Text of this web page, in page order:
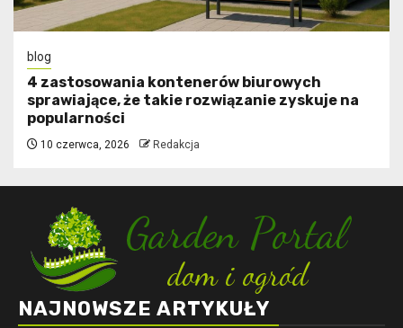
blog
4 zastosowania kontenerów biurowych
sprawiające, że takie rozwiązanie zyskuje na
popularności
10 czerwca, 2026 Redakcja
NAJNOWSZE ARTYKUŁY